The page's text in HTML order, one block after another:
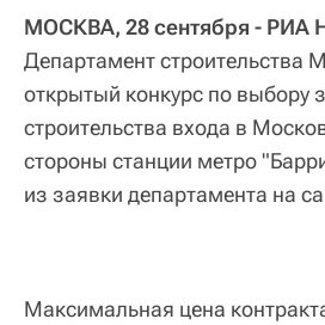
МОСКВА, 28 сентября - РИА
Департамент строительства
открытый конкурс по выбору
строительства входа в
стороны станции метро
из заявки департамента на
Максимальная цена